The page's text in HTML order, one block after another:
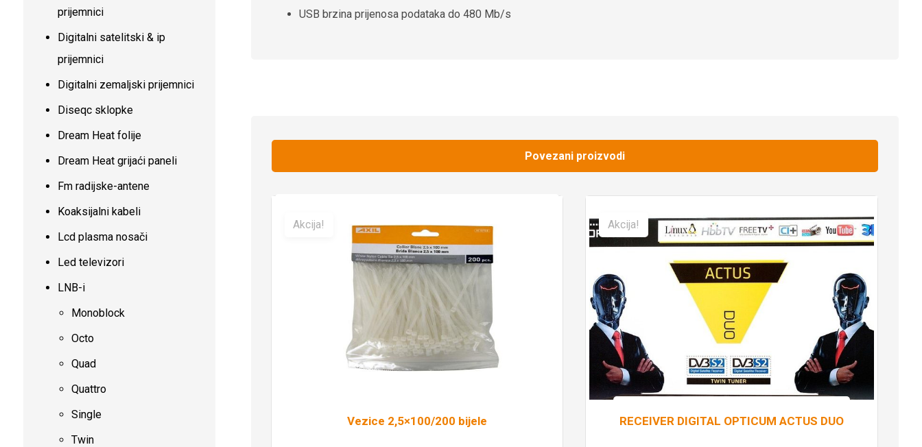
USB brzina prijenosa podataka do 480 Mb/s
Povezani proizvodi
Vezice 2,5×100/200 bijele
Akcija!
RECEIVER DIGITAL OPTICUM ACTUS DUO
Akcija!
prijemnici
Digitalni satelitski & ip
prijemnici
Digitalni zemaljski prijemnici
Diseqc sklopke
Dream Heat folije
Dream Heat grijaći paneli
Fm radijske-antene
Koaksijalni kabeli
Lcd plasma nosači
Led televizori
LNB-i
Monoblock
Octo
Quad
Quattro
Single
Twin